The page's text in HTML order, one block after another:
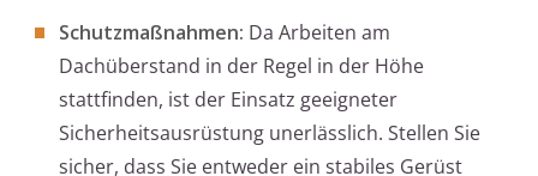
Schutzmaßnahmen: Da Arbeiten am
Dachüberstand in der Regel in der Höhe
stattfinden, ist der Einsatz geeigneter
Sicherheitsausrüstung unerlässlich. Stellen Sie
sicher, dass Sie entweder ein stabiles Gerüst